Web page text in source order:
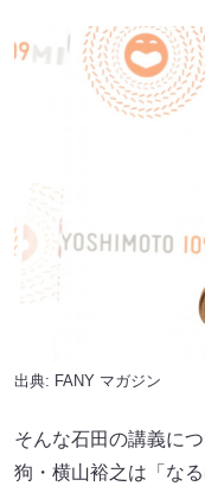
出典: FANY マガジン
そんな石田の講義に
狗・横山裕之は「な